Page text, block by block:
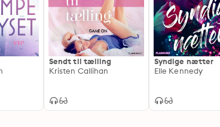
Sendt til tælling
Kristen Callihan
Syndige nætter
Elle Kennedy